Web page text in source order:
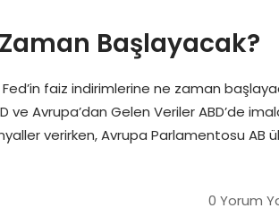
Başlayacak?
faiz indirimlerine ne zaman
ve Avrupa’dan Gelen Veriler ABD’de
verirken, Avrupa Parlamentosu AB
0 Yorum